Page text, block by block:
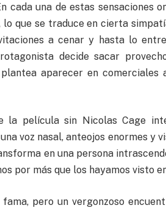
cada una de estas sensaciones
que se traduce en cierta
a cenar y hasta lo
decide sacar
aparecer en comerciales
la película sin Nicolas Cage
voz nasal, anteojos enormes y
en una persona
por más que los hayamos visto
pero un vergonzoso